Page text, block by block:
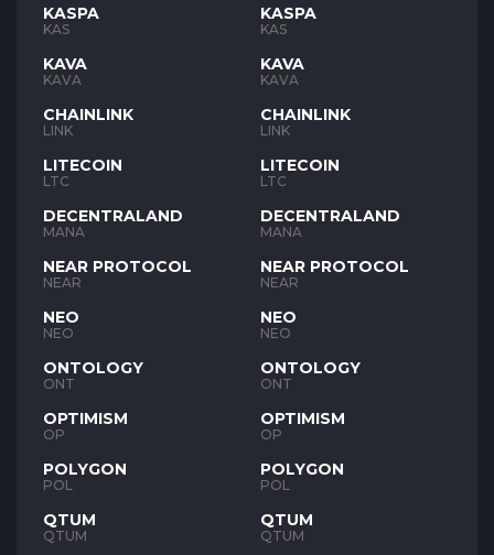
KASPA
KAS
KAVA
KAVA
CHAINLINK
LINK
LITECOIN
LTC
DECENTRALAND
MANA
NEAR PROTOCOL
NEAR
NEO
NEO
ONTOLOGY
ONT
OPTIMISM
OP
POLYGON
POL
QTUM
QTUM
KASPA
KAS
KAVA
KAVA
CHAINLINK
LINK
LITECOIN
LTC
DECENTRALAND
MANA
NEAR PROTOCOL
NEAR
NEO
NEO
ONTOLOGY
ONT
OPTIMISM
OP
POLYGON
POL
QTUM
QTUM